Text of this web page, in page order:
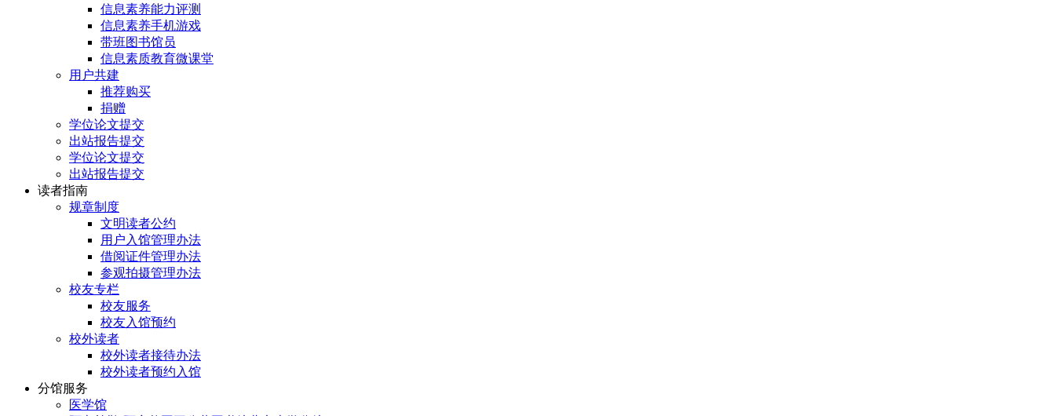
信息素养能力评测
信息素养手机游戏
带班图书馆员
信息素质教育微课堂
用户共建
推荐购买
捐赠
学位论文提交
出站报告提交
学位论文提交
出站报告提交
读者指南
规章制度
文明读者公约
用户入馆管理办法
借阅证件管理办法
参观拍摄管理办法
校友专栏
校友服务
校友入馆预约
校外读者
校外读者接待办法
校外读者预约入馆
分馆服务
医学馆